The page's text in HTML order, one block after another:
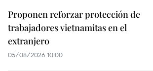
Proponen reforzar protección de
trabajadores vietnamitas en el
extranjero
05/08/2026 10:00